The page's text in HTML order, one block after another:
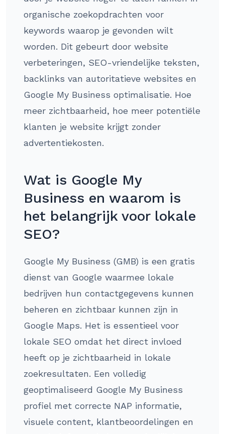
organische zoekopdrachten voor
keywords waarop je gevonden wilt
worden. Dit gebeurt door website
verbeteringen, SEO-vriendelijke teksten,
backlinks van autoritatieve websites en
Google My Business optimalisatie. Hoe
meer zichtbaarheid, hoe meer potentiële
klanten je website krijgt zonder
advertentiekosten.
Wat is Google My
Business en waarom is
het belangrijk voor lokale
SEO?
Google My Business (GMB) is een gratis
dienst van Google waarmee lokale
bedrijven hun contactgegevens kunnen
beheren en zichtbaar kunnen zijn in
Google Maps. Het is essentieel voor
lokale SEO omdat het direct invloed
heeft op je zichtbaarheid in lokale
zoekresultaten. Een volledig
geoptimaliseerd Google My Business
profiel met correcte NAP informatie,
visuele content, klantbeoordelingen en